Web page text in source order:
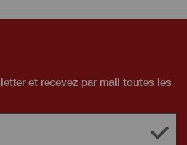
et recevez par mail toutes les